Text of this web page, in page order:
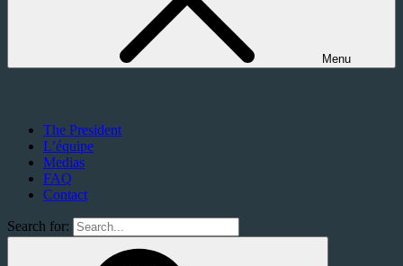
Menu
The President
Dirigez votre pays et incarnez un chef d'état
The President
L’équipe
Medias
FAQ
Contact
Search for: